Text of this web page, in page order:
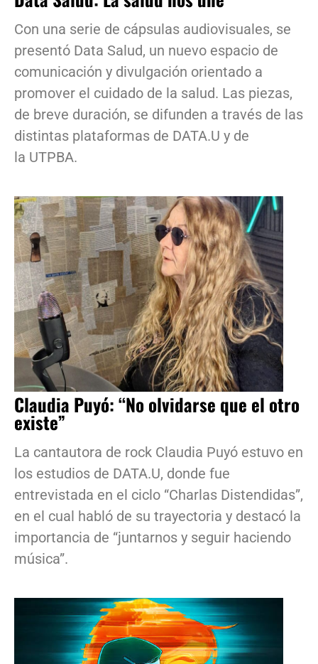
Con una serie de cápsulas audiovisuales, se
presentó Data Salud, un nuevo espacio de
comunicación y divulgación orientado a
promover el cuidado de la salud. Las piezas,
de breve duración, se difunden a través de las
distintas plataformas de DATA.U y de
la UTPBA.
Claudia Puyó: “No olvidarse que el otro
existe”
La cantautora de rock Claudia Puyó estuvo en
los estudios de DATA.U, donde fue
entrevistada en el ciclo “Charlas Distendidas”,
en el cual habló de su trayectoria y destacó la
importancia de “juntarnos y seguir haciendo
música”.